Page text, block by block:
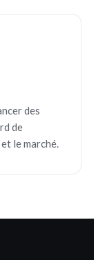
des
de
le marché.